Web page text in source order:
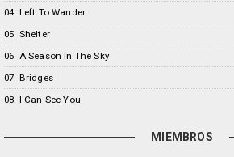
04. Left To Wander
05. Shelter
06. A Season In The Sky
07. Bridges
08. I Can See You
MIEMBROS